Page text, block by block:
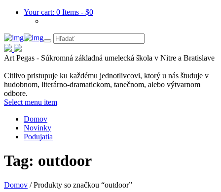
Your cart: 0 Items - $0
Art Pegas - Súkromná základná umelecká škola v Nitre a Bratislave
Citlivo pristupuje ku každému jednotlivcovi, ktorý u nás študuje v
hudobnom, literárno-dramatickom, tanečnom, alebo výtvarnom
odbore.
Select menu item
Domov
Novinky
Podujatia
Tag: outdoor
Domov / Produkty so značkou “outdoor”